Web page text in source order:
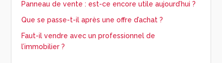
Panneau de vente : est-ce encore utile aujourd’hui ?
Que se passe-t-il après une offre d’achat ?
Faut-il vendre avec un professionnel de
l’immobilier ?